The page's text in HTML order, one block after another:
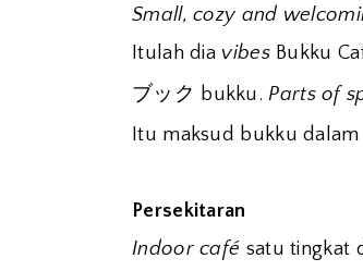
Small, cozy and
Itulah dia vibesBukku
ブック bukku.Parts of
Itu maksud bukku
Persekitaran
Indoor café satu tingkat